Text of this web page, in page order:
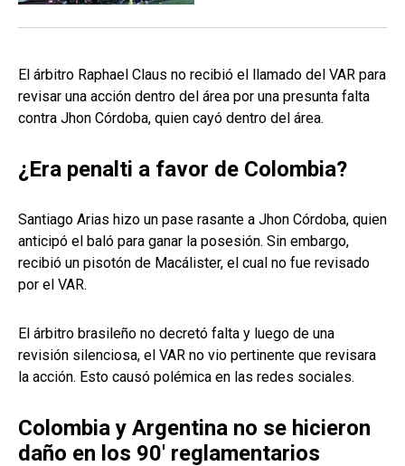
El árbitro Raphael Claus no recibió el llamado del VAR para
revisar una acción dentro del área por una presunta falta
contra Jhon Córdoba, quien cayó dentro del área.
¿Era penalti a favor de Colombia?
Santiago Arias hizo un pase rasante a Jhon Córdoba, quien
anticipó el baló para ganar la posesión. Sin embargo,
recibió un pisotón de Macálister, el cual no fue revisado
por el VAR.
El árbitro brasileño no decretó falta y luego de una
revisión silenciosa, el VAR no vio pertinente que revisara
la acción. Esto causó polémica en las redes sociales.
Colombia y Argentina no se hicieron
daño en los 90' reglamentarios